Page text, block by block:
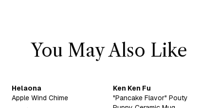
You May Also Like
Helaona
Apple Wind Chime
Ken Ken Fu
"Pancake Flavor" Pouty